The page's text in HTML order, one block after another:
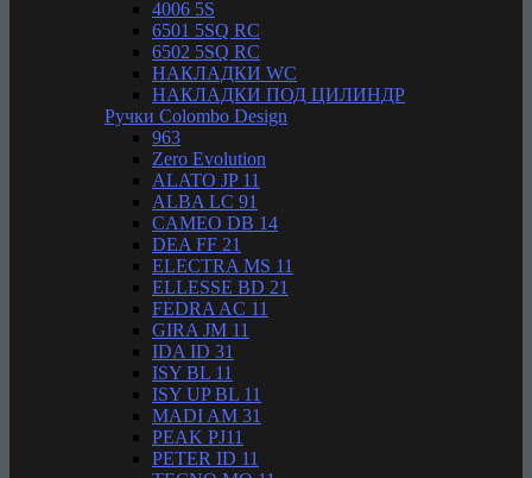
4006 5S
6501 5SQ RC
6502 5SQ RC
НАКЛАДКИ WC
НАКЛАДКИ ПОД ЦИЛИНДР
Ручки Colombo Design
963
Zero Evolution
ALATO JP 11
ALBA LC 91
CAMEO DB 14
DEA FF 21
ELECTRA MS 11
ELLESSE BD 21
FEDRA AC 11
GIRA JM 11
IDA ID 31
ISY BL 11
ISY UP BL 11
MADI AM 31
PEAK PJ11
PETER ID 11